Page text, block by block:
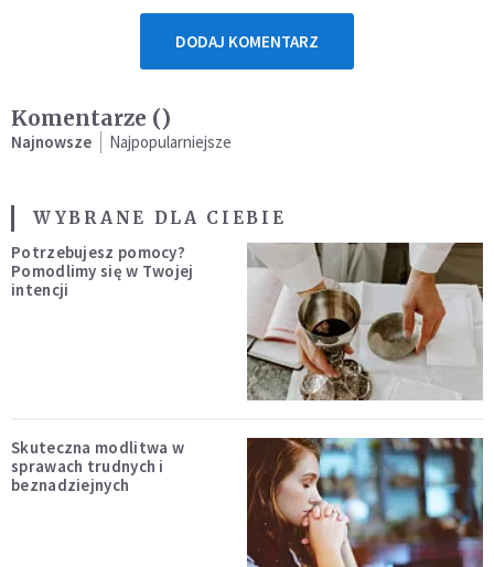
DODAJ KOMENTARZ
Komentarze ()
Najnowsze Najpopularniejsze
WYBRANE DLA CIEBIE
Potrzebujesz pomocy?
Pomodlimy się w Twojej
intencji
Skuteczna modlitwa w
sprawach trudnych i
beznadziejnych